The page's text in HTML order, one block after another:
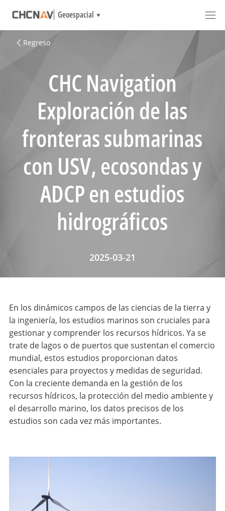
Geoespacial
Regreso
CHC Navigation
Exploración de las
fronteras submarinas
con USV, ecosondas y
ADCP en estudios
hidrográficos
2025-03-21
En los dinámicos campos de las ciencias de la tierra y
la ingeniería, los estudios marinos son cruciales para
gestionar y comprender los recursos hídricos. Ya se
trate de lagos o de puertos que sustentan el comercio
mundial, estos estudios proporcionan datos
esenciales para proyectos y medidas de seguridad.
Con la creciente demanda en la gestión de los
recursos hídricos, la protección del medio ambiente y
el desarrollo marino, los datos precisos de los
estudios son cada vez más importantes.